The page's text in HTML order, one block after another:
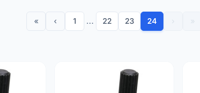
« ‹ 1 ... 22 23 24